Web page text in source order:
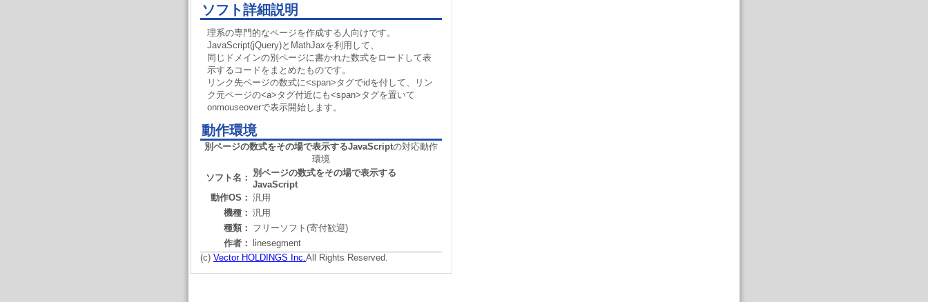
ソフト詳細説明
理系の専門的なページを作成する人向けです。
JavaScript(jQuery)とMathJaxを利用して、
同じドメインの別ページに書かれた数式をロードして表
示するコードをまとめたものです。
リンク先ページの数式に<span>タグでidを付して、リン
ク元ページの<a>タグ付近にも<span>タグを置いて
onmouseoverで表示開始します。
動作環境
別ページの数式をその場で表示するJavaScriptの対応動作
環境
ソフト名： 別ページの数式をその場で表示する
JavaScript
動作OS： 汎用
機種： 汎用
種類： フリーソフト(寄付歓迎)
作者：
linesegment
(c) Vector HOLDINGS Inc.All Rights Reserved.